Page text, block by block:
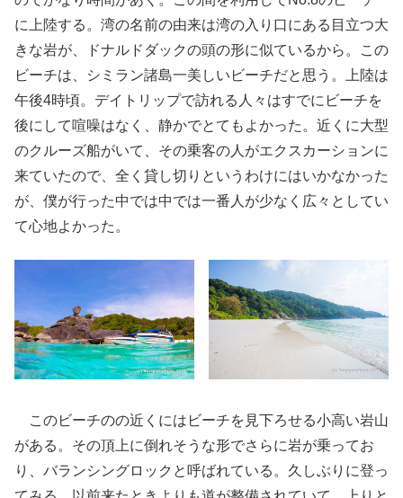
に上陸する。湾の名前の由来は湾の入り口にある目立つ大
きな岩が、ドナルドダックの頭の形に似ているから。この
ビーチは、シミラン諸島一美しいビーチだと思う。上陸は
午後4時頃。デイトリップで訪れる人々はすでにビーチを
後にして喧噪はなく、静かでとてもよかった。近くに大型
のクルーズ船がいて、その乗客の人がエクスカーションに
来ていたので、全く貸し切りというわけにはいかなかった
が、僕が行った中では中では一番人が少なく広々としてい
て心地よかった。
このビーチのの近くにはビーチを見下ろせる小高い岩山
がある。その頂上に倒れそうな形でさらに岩が乗ってお
り、バランシングロックと呼ばれている。久しぶりに登っ